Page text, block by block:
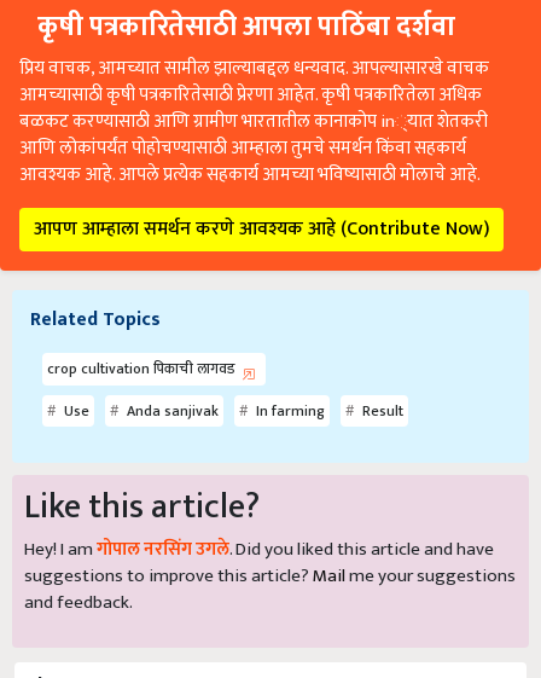
कृषी पत्रकारितेसाठी आपला पाठिंबा दर्शवा
प्रिय वाचक, आमच्यात सामील झाल्याबद्दल धन्यवाद. आपल्यासारखे वाचक
आमच्यासाठी कृषी पत्रकारितेसाठी प्रेरणा आहेत. कृषी पत्रकारितेला अधिक
बळकट करण्यासाठी आणि ग्रामीण भारतातील कानाकोप in्यात शेतकरी
आणि लोकांपर्यंत पोहोचण्यासाठी आम्हाला तुमचे समर्थन किंवा सहकार्य
आवश्यक आहे. आपले प्रत्येक सहकार्य आमच्या भविष्यासाठी मोलाचे आहे.
आपण आम्हाला समर्थन करणे आवश्यक आहे (Contribute Now)
Related Topics
crop cultivation पिकाची लागवड
Use
Anda sanjivak In farming Result
Like this article?
Hey! I amगोपाल नरसिंग उगले. Did you liked this article and have
suggestions to improve this article?Mailme your suggestions
and feedback.